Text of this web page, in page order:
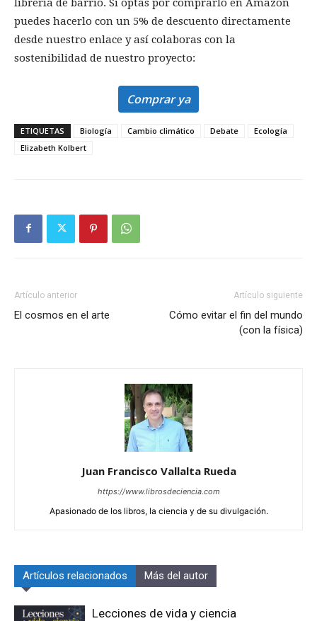
librería de barrio. Si optas por comprarlo en Amazon
puedes hacerlo con un 5% de descuento directamente
desde nuestro enlace y así colaboras con la
sostenibilidad de nuestro proyecto:
Comprar ya
ETIQUETAS Biología Cambio climático Debate
Ecología
Elizabeth Kolbert
Artículo anterior
El cosmos en el arte
Artículo siguiente
Cómo evitar el fin del mundo
(con la física)
Juan Francisco Vallalta Rueda
https://www.librosdeciencia.com
Apasionado de los libros, la ciencia y de su divulgación.
Artículos relacionados Más del autor
Lecciones de vida y ciencia